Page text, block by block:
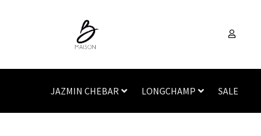
JAZMIN CHEBAR LONGCHAMP SALE